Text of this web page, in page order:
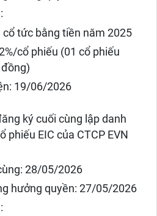
cổ tức bằng tiền năm 2025
cổ phiếu (01 cổ phiếu
19/06/2026
ký cuối cùng lập danh
phiếu EIC của CTCP EVN
28/05/2026
hưởng quyền: 27/05/2026